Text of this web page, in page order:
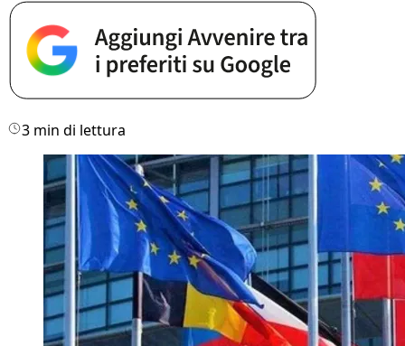
3 min di lettura